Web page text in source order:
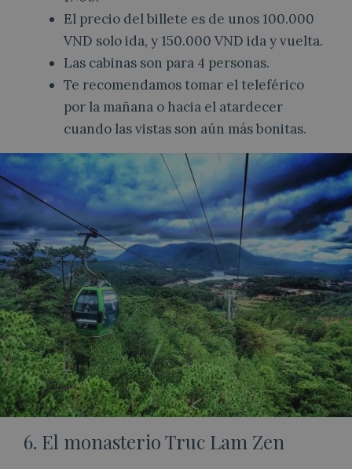
El precio del billete es de unos 100.000
VND solo ida, y 150.000 VND ida y vuelta.
Las cabinas son para 4 personas.
Te recomendamos tomar el teleférico
por la mañana o hacia el atardecer
cuando las vistas son aún más bonitas.
6. El monasterio Truc Lam Zen